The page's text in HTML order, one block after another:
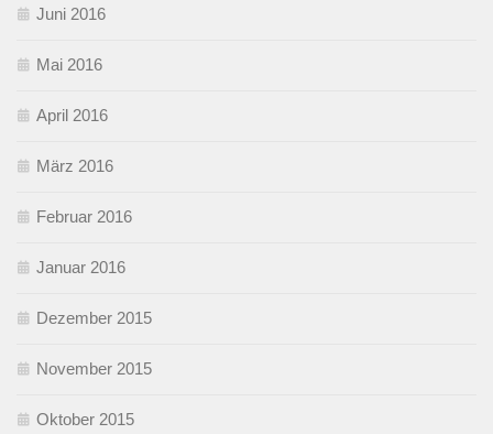
Juni 2016
Mai 2016
April 2016
März 2016
Februar 2016
Januar 2016
Dezember 2015
November 2015
Oktober 2015